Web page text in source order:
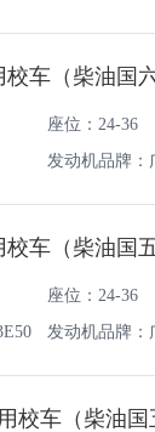
车（柴油国六
座位：24-36
发动机品牌：
车（柴油国五
座位：24-36
发动机品牌：
校车（柴油国